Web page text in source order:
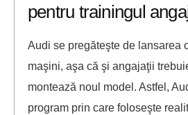
pentru trainingul
Audi se pregăteşte de lansarea
maşini, aşa că şi angajaţii
montează noul model. Astfel,
program prin care foloseşte